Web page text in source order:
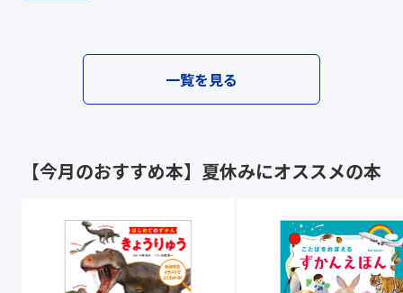
一覧を見る
【今月のおすすめ本】夏休みにオススメの本